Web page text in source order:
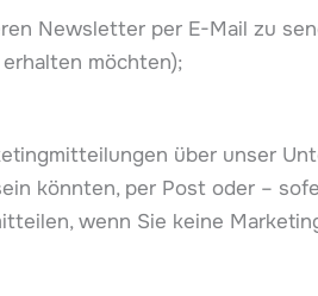
Newsletter per E-Mail zu
möchten);
über unser
könnten, per Post oder –
wenn Sie keine